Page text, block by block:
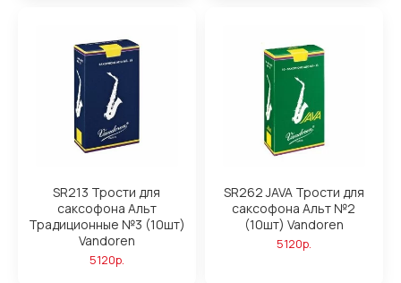
SR213 Трости для
саксофона Альт
Традиционные №3 (10шт)
Vandoren
5120р.
SR262 JAVA Трости для
саксофона Альт №2
(10шт) Vandoren
5120р.